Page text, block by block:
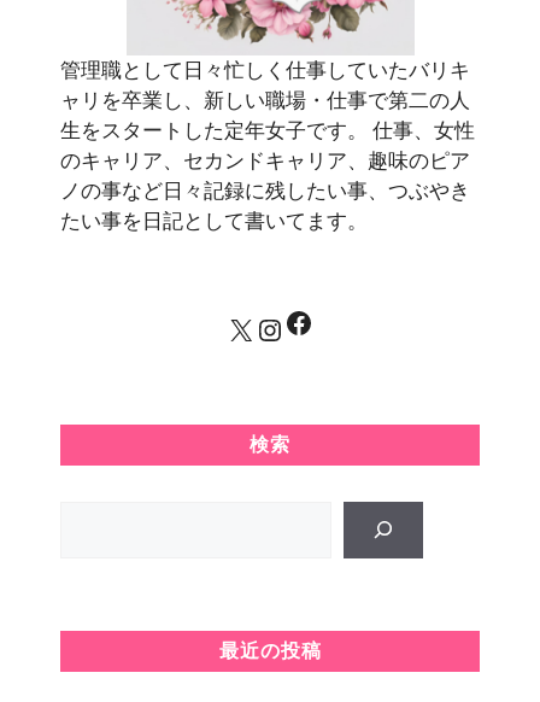
管理職として日々忙しく仕事していたバリキ
ャリを卒業し、新しい職場・仕事で第二の人
生をスタートした定年女子です。 仕事、女性
のキャリア、セカンドキャリア、趣味のピア
ノの事など日々記録に残したい事、つぶやき
たい事を日記として書いてます。
X Instagram
Facebook
検索
最近の投稿